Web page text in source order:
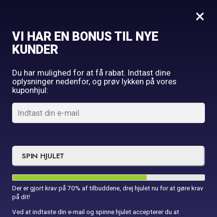
Forside Fest Bordløber – Brun
×
VI HAR EN BONUS TIL NYE
KUNDER
Du har mulighed for at få rabat. Indtast dine
oplysninger nedenfor, og prøv lykken på vores
kuponhjul:
SPIN HJULET
Der er gjort krav på 70% af tilbuddene, drej hjulet nu for at gøre krav
på dit!
Ved at indtaste din e-mail og spinne hjulet accepterer du at